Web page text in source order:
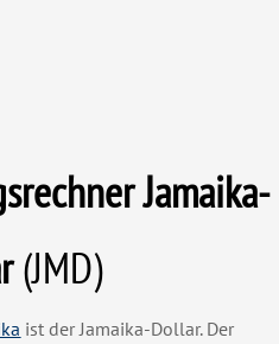
Jamaika-
(JMD)
ist der Jamaika-Dollar. Der